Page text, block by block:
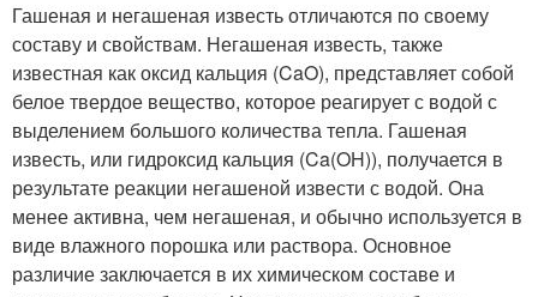
Гашеная и негашеная известь отличаются по своему
составу и свойствам. Негашеная известь, также
известная как оксид кальция (CaO), представляет собой
белое твердое вещество, которое реагирует с водой с
выделением большого количества тепла. Гашеная
известь, или гидроксид кальция (Ca(OH)), получается в
результате реакции негашеной извести с водой. Она
менее активна, чем негашеная, и обычно используется в
виде влажного порошка или раствора. Основное
различие заключается в их химическом составе и